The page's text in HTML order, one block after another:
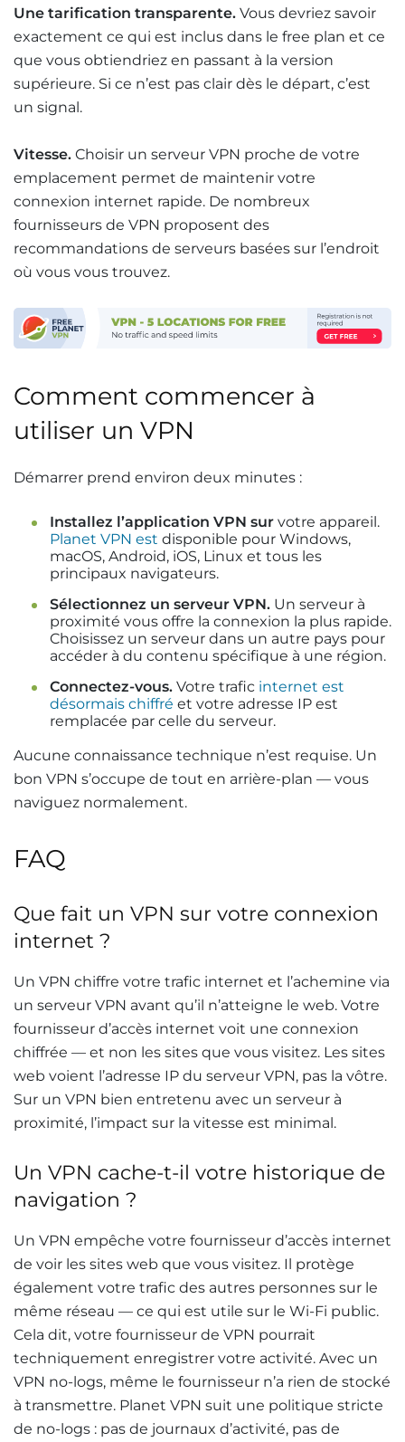
Une tarification transparente. Vous devriez savoir
exactement ce qui est inclus dans le free plan et ce
que vous obtiendriez en passant à la version
supérieure. Si ce n’est pas clair dès le départ, c’est
un signal.
Vitesse. Choisir un serveur VPN proche de votre
emplacement permet de maintenir votre
connexion internet rapide. De nombreux
fournisseurs de VPN proposent des
recommandations de serveurs basées sur l’endroit
où vous vous trouvez.
Comment commencer à
utiliser un VPN
Démarrer prend environ deux minutes :
Installez l’application VPN sur votre appareil.
Planet VPN est disponible pour Windows,
macOS, Android, iOS, Linux et tous les
principaux navigateurs.
Sélectionnez un serveur VPN. Un serveur à
proximité vous offre la connexion la plus rapide.
Choisissez un serveur dans un autre pays pour
accéder à du contenu spécifique à une région.
Connectez-vous. Votre trafic internet est
désormais chiffré et votre adresse IP est
remplacée par celle du serveur.
Aucune connaissance technique n’est requise. Un
bon VPN s’occupe de tout en arrière-plan — vous
naviguez normalement.
FAQ
Que fait un VPN sur votre connexion
internet ?
Un VPN chiffre votre trafic internet et l’achemine via
un serveur VPN avant qu’il n’atteigne le web. Votre
fournisseur d’accès internet voit une connexion
chiffrée — et non les sites que vous visitez. Les sites
web voient l’adresse IP du serveur VPN, pas la vôtre.
Sur un VPN bien entretenu avec un serveur à
proximité, l’impact sur la vitesse est minimal.
Un VPN cache-t-il votre historique de
navigation ?
Un VPN empêche votre fournisseur d’accès internet
de voir les sites web que vous visitez. Il protège
également votre trafic des autres personnes sur le
même réseau — ce qui est utile sur le Wi-Fi public.
Cela dit, votre fournisseur de VPN pourrait
techniquement enregistrer votre activité. Avec un
VPN no-logs, même le fournisseur n’a rien de stocké
à transmettre. Planet VPN suit une politique stricte
de no-logs : pas de journaux d’activité, pas de